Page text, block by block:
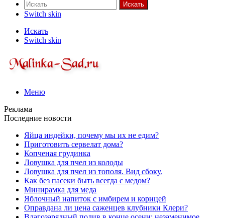
Искать
Switch skin
Искать
Switch skin
Меню
Реклама
Последние новости
Яйца индейки, почему мы их не едим?
Приготовить сервелат⁠⁠ дома?
Копченая грудинка
Ловушка для пчел из колоды
Ловушка для пчел из тополя. Вид сбоку.
Как без пасеки быть всегда с медом?
Минирамка для меда
Яблочный напиток с имбирем и корицей
Оправдана ли цена саженцев клубники Клери?